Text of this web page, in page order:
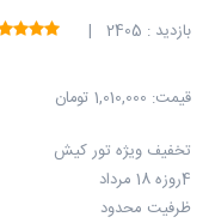
بازدید : 2405 |
قیمت: 1,010,000 تومان
تخفیف ویژه تور کیش
4روزه 18 مرداد
ظرفیت محدود